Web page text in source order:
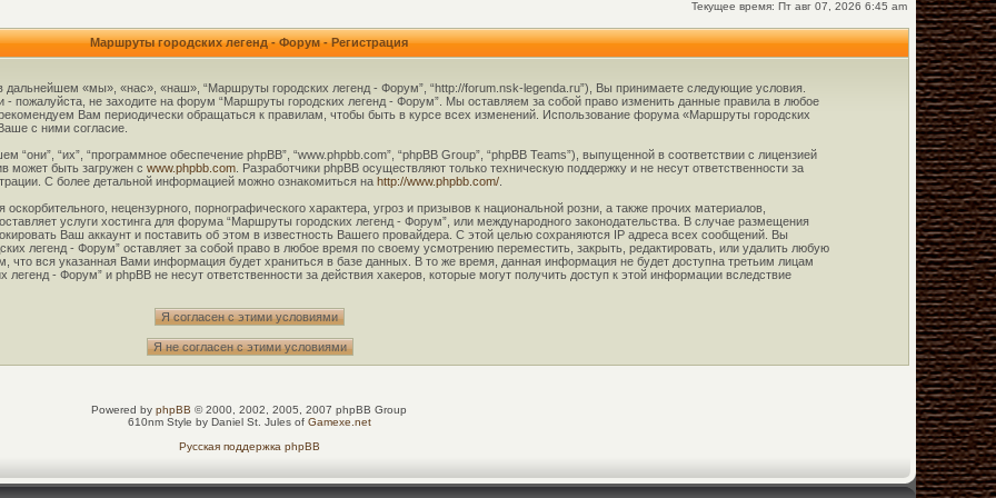
Текущее время: Пт авг 07, 2026 6:45 am
Маршруты городских легенд - Форум - Регистрация
«мы», «нас», «наш», “Маршруты городских легенд - Форум”, “http://forum.nsk-legenda.ru”), Вы принимаете следующие условия.
пожалуйста, не заходите на форум “Маршруты городских легенд - Форум”. Мы оставляем за собой право изменить данные правила в любое
Вам периодически обращаться к правилам, чтобы быть в курсе всех изменений. Использование форума «Маршруты городских
с ними согласие.
“их”, “программное обеспечение phpBB”, “www.phpbb.com”, “phpBB Group”, “phpBB Teams”), выпущенной в соответствии с лицензией
может быть загружен с www.phpbb.com . Разработчики phpBB осуществляют только техническую поддержку и не несут ответственности за
С более детальной информацией можно ознакомиться на http://www.phpbb.com/
нецензурного, порнографического характера, угроз и призывов к национальной розни, а также прочих материалов,
услуги хостинга для форума “Маршруты городских легенд - Форум”, или международного законодательства. В случае размещения
Ваш аккаунт и поставить об этом в известность Вашего провайдера. С этой целью сохраняются IP адреса всех сообщений. Вы
легенд - Форум” оставляет за собой право в любое время по своему усмотрению переместить, закрыть, редактировать, или удалить любую
что вся указанная Вами информация будет храниться в базе данных. В то же время, данная информация не будет доступна третьим лицам
- Форум” и phpBB не несут ответственности за действия хакеров, которые могут получить доступ к этой информации вследствие
Powered by phpBB © 2000, 2002, 2005, 2007 phpBB Group
610nm Style by Daniel St. Jules of Gamexe.net
Русская поддержка phpBB